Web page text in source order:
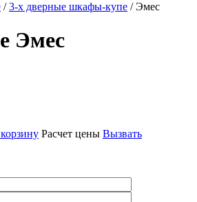
/3-х дверные шкафы-купе / Эмес
Эмес
Расчет цены Вызвать